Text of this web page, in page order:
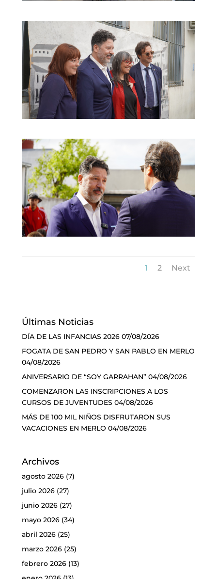
1 2 Next
Últimas Noticias
DÍA DE LAS INFANCIAS 2026 07/08/2026
FOGATA DE SAN PEDRO Y SAN PABLO EN MERLO
04/08/2026
ANIVERSARIO DE “SOY GARRAHAN” 04/08/2026
COMENZARON LAS INSCRIPCIONES A LOS
CURSOS DE JUVENTUDES 04/08/2026
MÁS DE 100 MIL NIÑOS DISFRUTARON SUS
VACACIONES EN MERLO 04/08/2026
Archivos
agosto 2026(7)
julio 2026(27)
junio 2026(27)
mayo 2026(34)
abril 2026(25)
marzo 2026(25)
febrero 2026(13)